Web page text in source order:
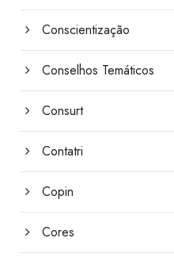
Conscientização
Conselhos Temáticos
Consurt
Contatri
Copin
Cores